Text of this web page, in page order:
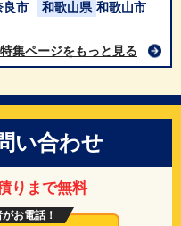
良市 和歌山県 和歌山市
集ページをもっと見る
い合わせ
りまで無料
お電話！